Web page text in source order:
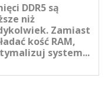
DDR5 są
niż
Zamiast
kość RAM,
system...